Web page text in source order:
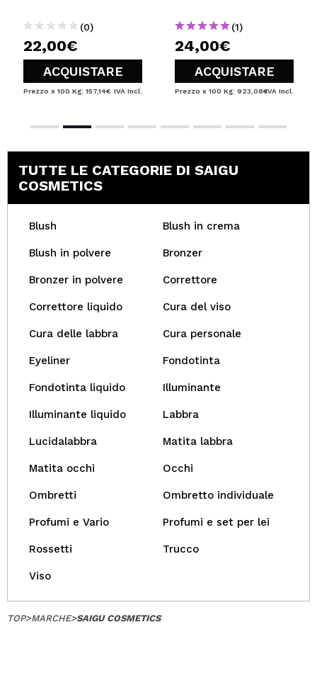
(0)
22,00€
ACQUISTARE
Prezzo x 100 Kg: 157,14€ IVA Incl.
(1)
24,00€
ACQUISTARE
Prezzo x 100 Kg: 923,08€IVA Incl.
TUTTE LE CATEGORIE DI SAIGU
COSMETICS
Blush Blush in crema
Blush in polvere Bronzer
Bronzer in polvere Correttore
Correttore liquido Cura del viso
Cura delle labbra Cura personale
Eyeliner Fondotinta
Fondotinta liquido Illuminante
Illuminante liquido Labbra
Lucidalabbra Matita labbra
Matita occhi Occhi
Ombretti Ombretto individuale
Profumi e Vario Profumi e set per lei
Rossetti Trucco
Viso
TOP>MARCHE>SAIGU COSMETICS